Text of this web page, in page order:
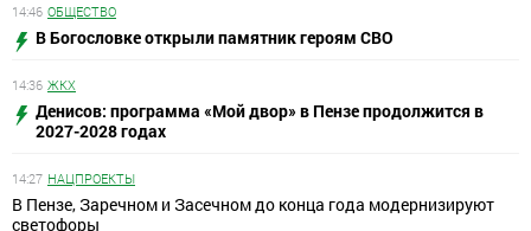
14:46 ОБЩЕСТВО
В Богословке открыли памятник героям СВО
14:36 ЖКХ
Денисов: программа «Мой двор» в Пензе продолжится в
2027-2028 годах
14:27 НАЦПРОЕКТЫ
В Пензе, Заречном и Засечном до конца года модернизируют
светофоры